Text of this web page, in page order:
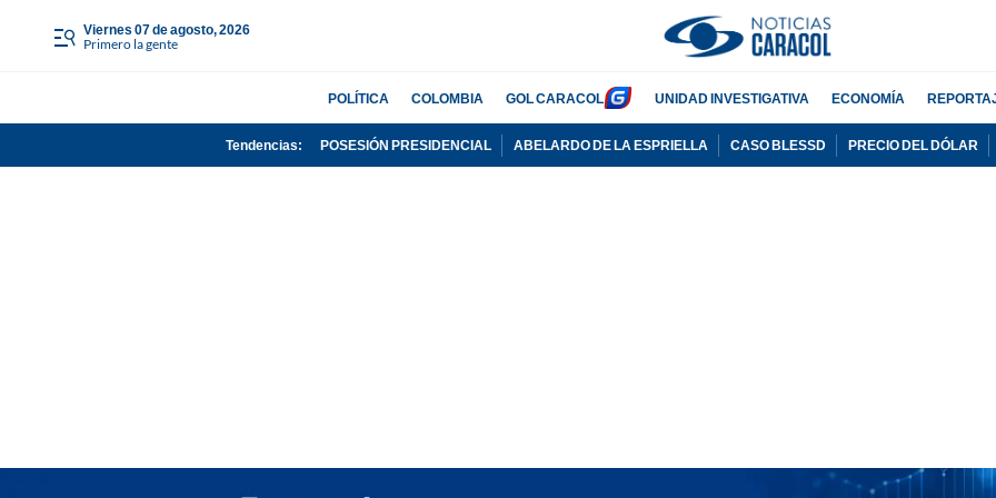
viernes 07 de agosto, 2026
Primero la gente
POLÍTICA COLOMBIA GOL CARACOL UNIDAD INVESTIGATIVA ECONOMÍA
Tendencias: POSESIÓN PRESIDENCIAL ABELARDO DE LA ESPRIELLA CASO BLESSD PRECIO DEL DÓLAR